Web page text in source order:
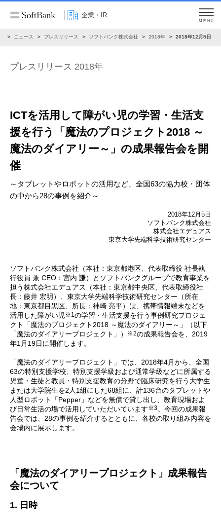
企業・IR
MENU
ニュース プレスリリース ソフトバンク株式会社 2018年 2018年12月5日
プレスリリース 2018年
ICTを活用して障がい児の学習・生活支
援を行う「魔法のプロジェクト2018 ～
魔法のダイアリー～」の成果報告会を開
催
～タブレットやロボットの活用など、全国63の協力校・団体
の中から28の事例を紹介～
2018年12月5日
ソフトバンク株式会社
株式会社エデュアス
東京大学先端科学技術研究センター
ソフトバンク株式会社（本社：東京都港区、代表取締役 社長執
行役員 兼 CEO：宮内 謙）とソフトバンクグループで教育事業を
担う株式会社エデュアス（本社：東京都中央区、代表取締役社
長：藤井 宏明）、東京大学先端科学技術研究センター（所在
地：東京都目黒区、所長：神崎 亮平）は、携帯情報端末などを
活用した障がい児※1 の学習・生活支援を行う事例研究プロジェ
クト「魔法のプロジェクト2018 ～魔法のダイアリー～」（以下
「魔法のダイアリープロジェクト」）
※2の成果報告会を、2019
年1月19日に開催します。
「魔法のダイアリープロジェクト」では、2018年4月から、全国
63の特別支援学校、特別支援学級および通常学級などに所属する
児童・生徒と教員・特別支援教育の分野で臨床研究を行う大学生
または大学院生を2人1組にした68組に、計136台のタブレットや
人型ロボット「Pepper」などを無償で貸し出し、教育現場およ
び日常生活の場で活用していただいています※3。今回の成果報
告会では、28の事例を紹介するとともに、各校の取り組み内容を
会場内に展示します。
「魔法のダイアリープロジェクト」成果報告
会について
1. 日時